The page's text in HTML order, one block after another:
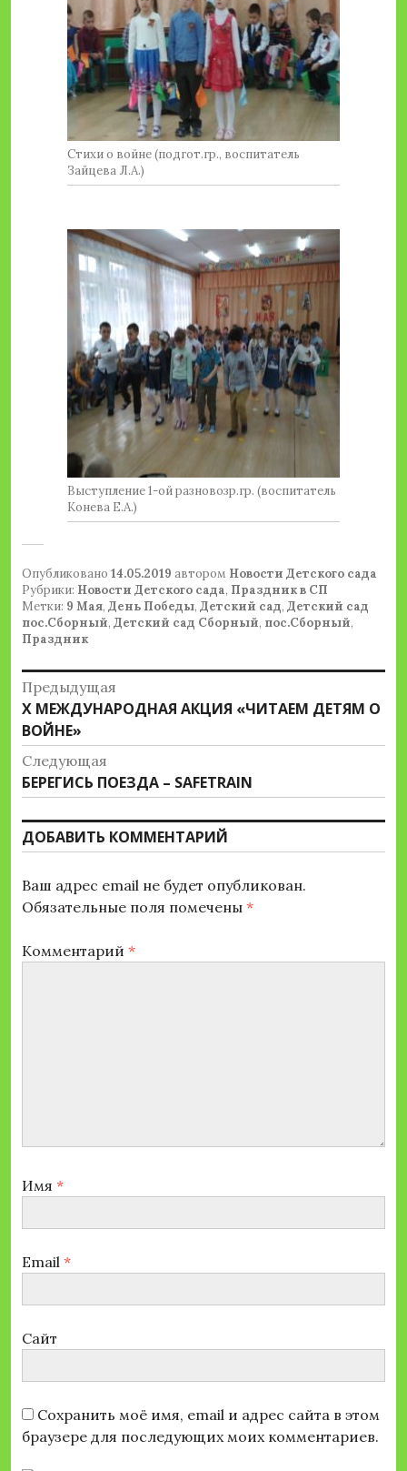
Стихи о войне (подгот.гр., воспитатель
Зайцева Л.А.)
Выступление 1-ой разновозр.гр. (воспитатель
Конева Е.А.)
Опубликовано 14.05.2019 автором Новости Детского сада
Рубрики: Новости Детского сада, Праздник в СП
Метки: 9 Мая, День Победы, Детский сад, Детский сад
пос.Сборный, Детский сад Сборный, пос.Сборный,
Праздник
Навигация
по
записям
Предыдущая
Предыдущая
запись:
X МЕЖДУНАРОДНАЯ АКЦИЯ «ЧИТАЕМ ДЕТЯМ О
ВОЙНЕ»
Следующая
Следующая
запись:
БЕРЕГИСЬ ПОЕЗДА – SAFETRAIN
ДОБАВИТЬ КОММЕНТАРИЙ
Ваш адрес email не будет опубликован.
Обязательные поля помечены *
Комментарий *
Имя *
Email *
Сайт
Сохранить моё имя, email и адрес сайта в этом
браузере для последующих моих комментариев.